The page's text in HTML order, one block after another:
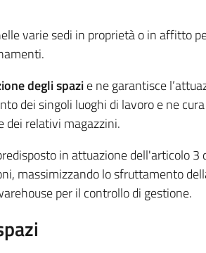
varie sedi in proprietà o in affitto
degli spazie ne garantisce
dei singoli luoghi di lavoro e ne
dei relativi magazzini.
in attuazione dell'articolo
massimizzando lo sfruttamento
per il controllo di gestione.